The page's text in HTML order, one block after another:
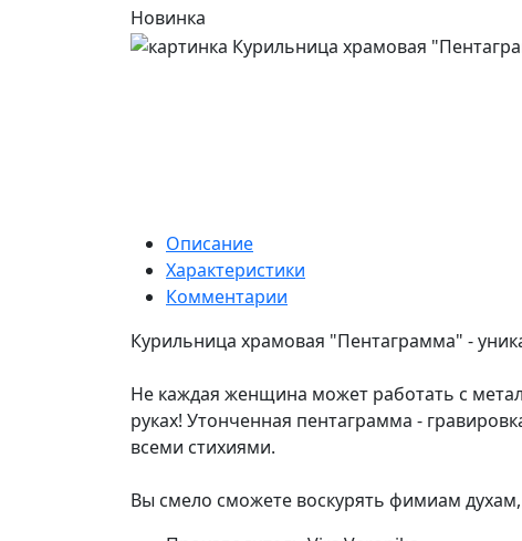
Новинка
Описание
Характеристики
Комментарии
Курильница храмовая "Пентаграмма" -
Не каждая женщина может работать с
руках! Утонченная пентаграмма -
всеми стихиями.
Вы смело сможете воскурять фимиам